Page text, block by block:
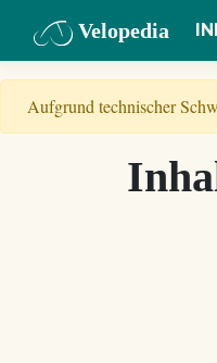
Velopedia
Aufgrund technischer